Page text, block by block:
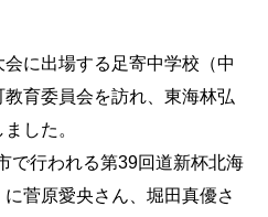
サイズ
拡大
合い
黄 青
に出場する足寄中学校（中
育委員会を訪れ、東海林弘
した。
行われる第39回道新杯北海
菅原愛央さん、堀田真優さ